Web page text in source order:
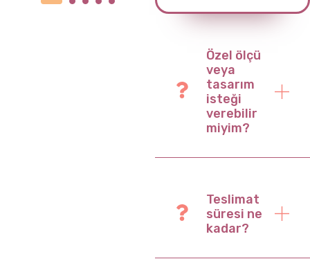
Özel ölçü
veya
tasarım
isteği
verebilir
miyim?
Teslimat
süresi ne
kadar?